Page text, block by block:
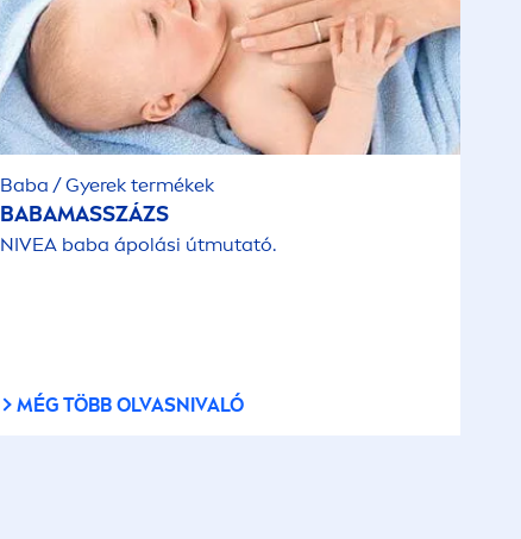
Baba / Gyerek termékek
BABAMASSZÁZS
NIVEAbaba ápolási útmutató.
MÉG TÖBB OLVASNIVALÓ